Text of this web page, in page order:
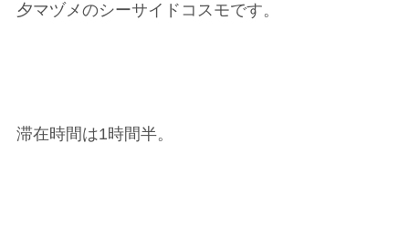
夕マヅメのシーサイドコスモです。
滞在時間は1時間半。